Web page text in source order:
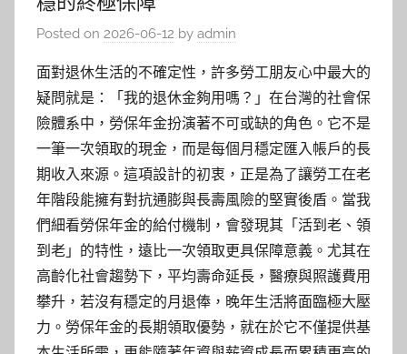
Posted on 2026-06-12 by admin
面對退休生活的不確定性，許多勞工朋友心中最大的
疑問就是：「我的退休金夠用嗎？」在台灣的社會保
險體系中，勞保年金扮演著不可或缺的角色。它不是
一筆一次領取的現金，而是每個月穩定匯入帳戶的長
期收入來源。這項設計的初衷，正是為了讓勞工在老
年階段能擁有對抗通膨與長壽風險的堅實後盾。當我
們細看勞保年金的給付機制，會發現其「活到老、領
到老」的特性，遠比一次領取更具保障意義。尤其在
高齡化社會趨勢下，平均壽命延長，醫療與照護費用
攀升，若沒有穩定的月退俸，晚年生活將面臨極大壓
力。勞保年金的長期領取優勢，就在於它不僅提供基